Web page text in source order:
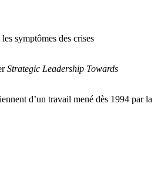
symptômes des crises
Strategic Leadership Towards
d’un travail mené dès 1994 par la